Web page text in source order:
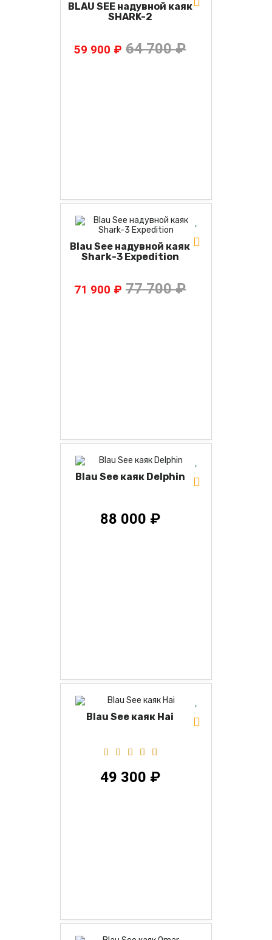
BLAU SEE надувной каяк
SHARK-2
59 900 ₽ 64 700 ₽
Blau See надувной каяк
Shark-3 Expedition
71 900 ₽ 77 700 ₽
Blau See каяк Delphin
88 000 ₽
Blau See каяк Hai
49 300 ₽